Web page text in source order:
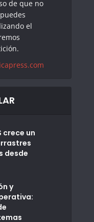
de que no
el
crece un
desde
y